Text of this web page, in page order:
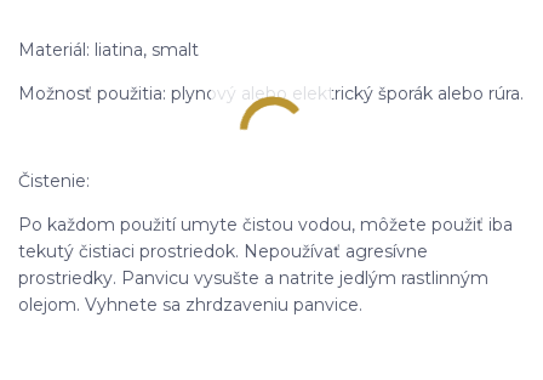
Materiál: liatina, smalt
Možnosť použitia: plynový alebo elektrický šporák alebo rúra.
Čistenie:
Po každom použití umyte čistou vodou, môžete použiť iba
tekutý čistiaci prostriedok. Nepoužívať agresívne
prostriedky. Panvicu vysušte a natrite jedlým rastlinným
olejom. Vyhnete sa zhrdzaveniu panvice.